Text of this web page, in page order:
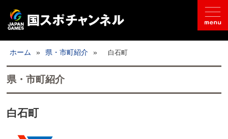
ライブ配信
ホーム » 県・市町紹介 » 白石町
県・市町紹介
白石町